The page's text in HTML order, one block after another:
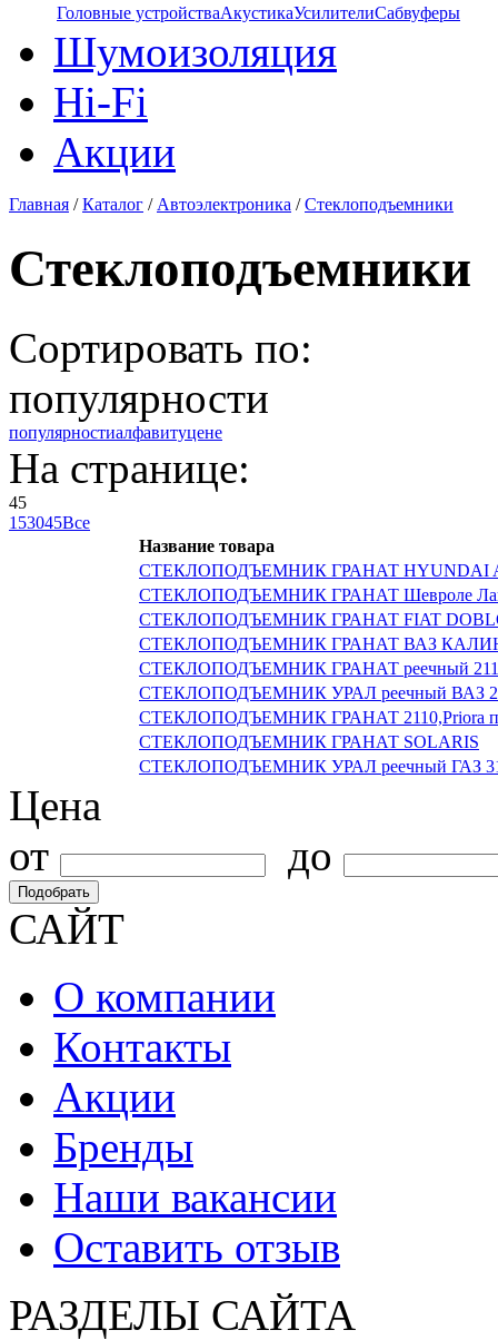
Головные устройстваАкустикаУсилителиСабвуферы
Шумоизоляция
Hi-Fi
Акции
Главная /Каталог / Автоэлектроника /Стеклоподъемники
Стеклоподъемники
Сортировать по:
популярности
популярностиалфавитуцене
На странице:
45
153045Все
Название товара
СТЕКЛОПОДЪЕМНИК ГРАНАТ HYUNDAI
СТЕКЛОПОДЪЕМНИК ГРАНАТ Шевроле
СТЕКЛОПОДЪЕМНИК ГРАНАТ FIAT
СТЕКЛОПОДЪЕМНИК ГРАНАТ ВАЗ
СТЕКЛОПОДЪЕМНИК ГРАНАТ реечный
СТЕКЛОПОДЪЕМНИК УРАЛ реечный ВАЗ
СТЕКЛОПОДЪЕМНИК ГРАНАТ 2110,Priora
СТЕКЛОПОДЪЕМНИК ГРАНАТ SOLARIS
СТЕКЛОПОДЪЕМНИК УРАЛ реечный ГАЗ
Цена
от
до
Подобрать
САЙТ
О компании
Контакты
Акции
Бренды
Наши вакансии
Оставить отзыв
РАЗДЕЛЫ САЙТА